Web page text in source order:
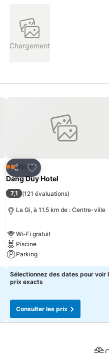
Chargement
Partager
Ajouter à mes favoris
2 Étoiles
Hôtel
Dang Duy Hotel
7,1 (121 évaluations)
La Gi, à 11.5 km de : Centre-ville
Wi-Fi gratuit
Piscine
Parking
Sélectionnez des dates pour voir
prix exacts
Consulter les prix